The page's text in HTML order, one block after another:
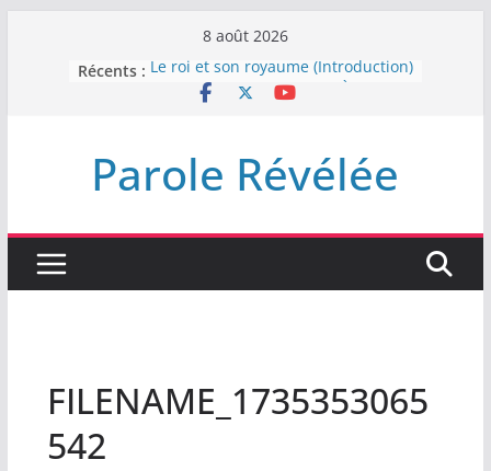
8 août 2026
Récents : Le roi et son royaume (Introduction)
DEMEUREZ DANS LA LUMIÈRE
LABAN
L’INTERVENTION DE DIEU
Parole Révélée
FILENAME_1735353065
542